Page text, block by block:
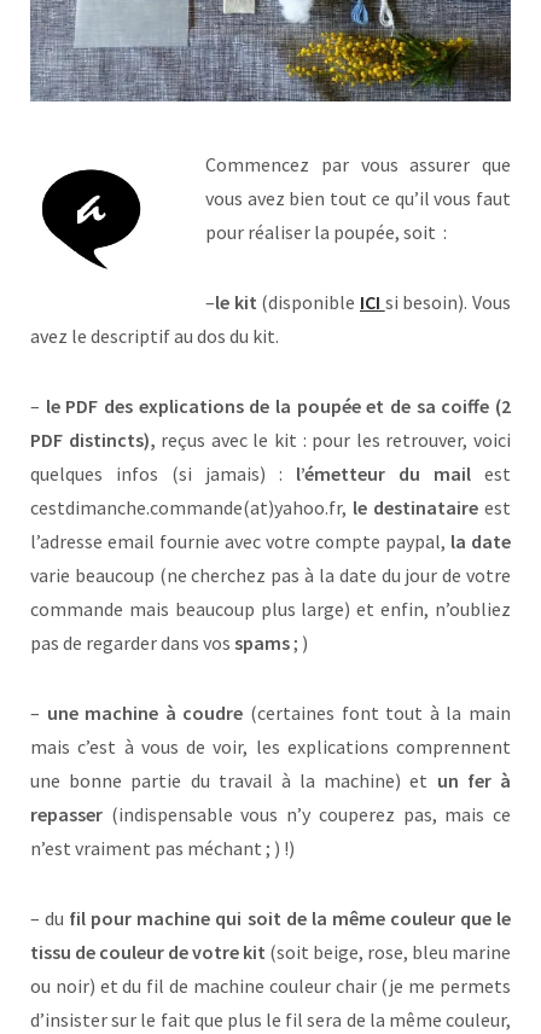
Commencez par vous assurer que
vous avez bien tout ce qu’il vous faut
pour réaliser la poupée, soit :
–le kit (disponible ICI si besoin). Vous
avez le descriptif au dos du kit.
– le PDF des explications de la poupée et de sa coiffe (2
PDF distincts), reçus avec le kit : pour les retrouver, voici
quelques infos (si jamais) : l’émetteur du mail est
cestdimanche.commande(at)yahoo.fr, le destinataire est
l’adresse email fournie avec votre compte paypal, la date
varie beaucoup (ne cherchez pas à la date du jour de votre
commande mais beaucoup plus large) et enfin, n’oubliez
pas de regarder dans vos spams; )
– une machine à coudre (certaines font tout à la main
mais c’est à vous de voir, les explications comprennent
une bonne partie du travail à la machine) et un fer à
repasser (indispensable vous n’y couperez pas, mais ce
n’est vraiment pas méchant ; ) !)
– du fil pour machine qui soit de la même couleur que le
tissu de couleur de votre kit (soit beige, rose, bleu marine
ou noir) et du fil de machine couleur chair (je me permets
d’insister sur le fait que plus le fil sera de la même couleur,